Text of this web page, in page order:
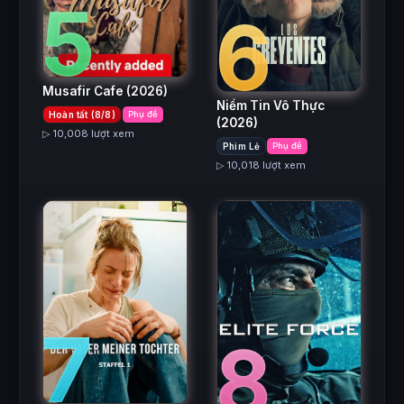
5
Musafir Cafe (2026)
Hoàn tất (8/8) Phụ đề
▷ 10,008 lượt xem
6
Niềm Tin Vô Thực
(2026)
Phim Lẻ Phụ đề
▷ 10,018 lượt xem
7 8